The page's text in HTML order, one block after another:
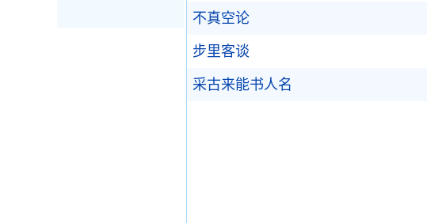
不真空论
步里客谈
采古来能书人名